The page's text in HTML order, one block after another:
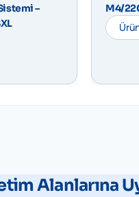
–
M4/
Alanlarına